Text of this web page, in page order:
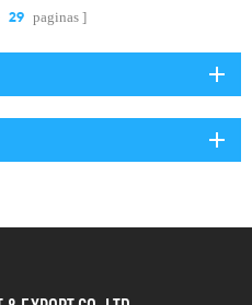
29 paginas